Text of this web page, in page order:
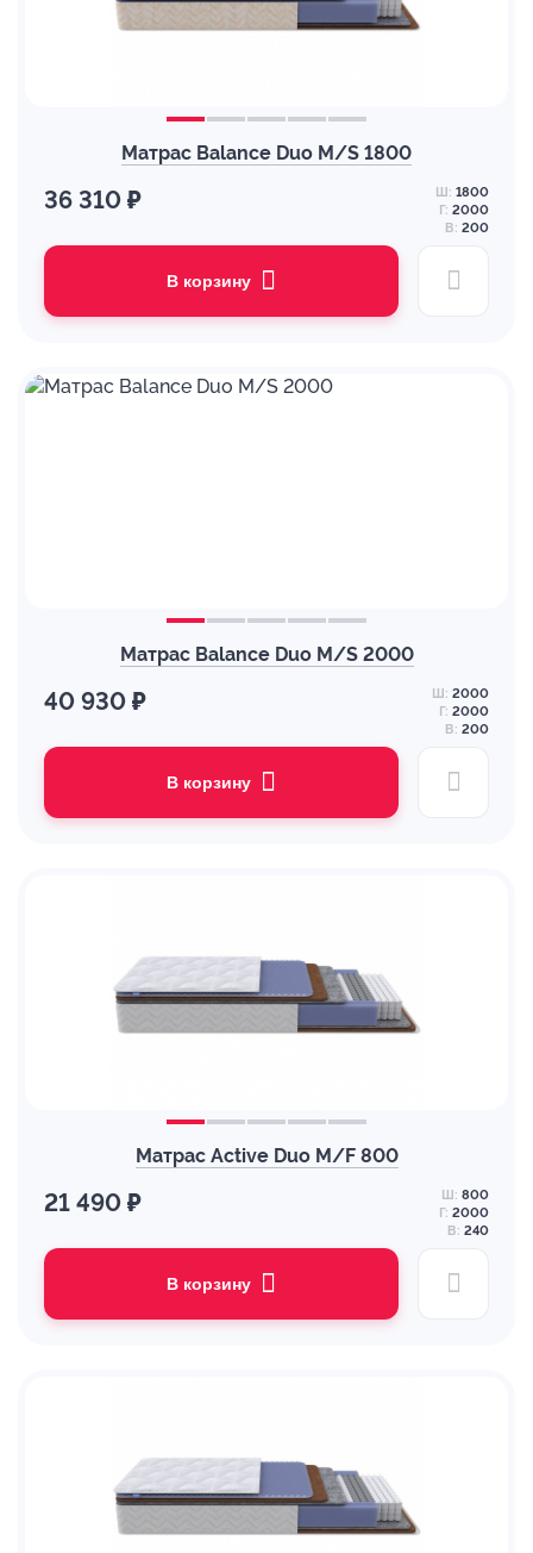
Матрас Balance Duo M/S 1800
36 310 ₽ Ш: 1800
Г: 2000
В: 200
В корзину
Матрас Balance Duo M/S 2000
40 930 ₽ Ш: 2000
Г: 2000
В: 200
В корзину
Матрас Active Duo M/F 800
21 490 ₽ Ш: 800
Г: 2000
В: 240
В корзину